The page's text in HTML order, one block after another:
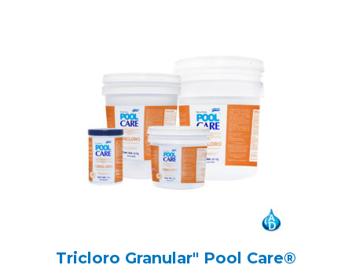
Tricloro Granular" Pool Care®